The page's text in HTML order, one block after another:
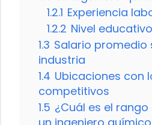
1.2.1 Experiencia
1.2.2 Nivel educativo
1.3 Salario promedio
industria
1.4 Ubicaciones con
competitivos
1.5 ¿Cuál es el